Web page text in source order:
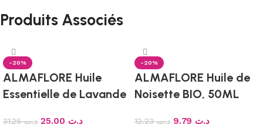
Produits Associés
-20%
ALMAFLORE Huile
Essentielle de Lavande
د.ت31.25 د.ت
-20%
ALMAFLORE Huile de
Noisette BIO, 50ML
د.ت12.23 د.ت